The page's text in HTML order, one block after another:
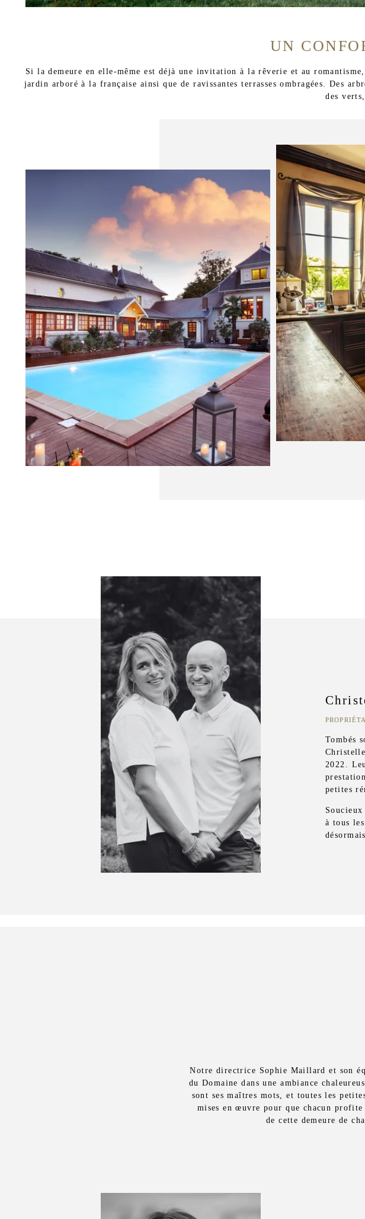
UN
Si la demeure en elle-même est déjà une invitation à la rêverie et au
jardin arboré à la française ainsi que de ravissantes terrasses ombragées. Des
des
Tombés
2022.
petites
à tous
Notre directrice Sophie Maillard et son
du Domaine dans une ambiance
sont ses maîtres mots, et toutes les
mises en œuvre pour que chacun
de cette demeure de
ACCUEIL
DOMAINE
CHAMBRES
RESTAURANT & BAR
MARIAGE
SÉMINAIRE
RÉCEPTION